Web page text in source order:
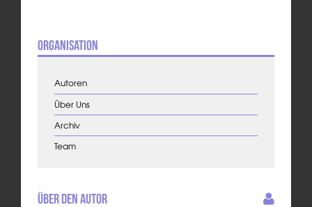
Organisation
Autoren
Über Uns
Archiv
Team
Über den Autor